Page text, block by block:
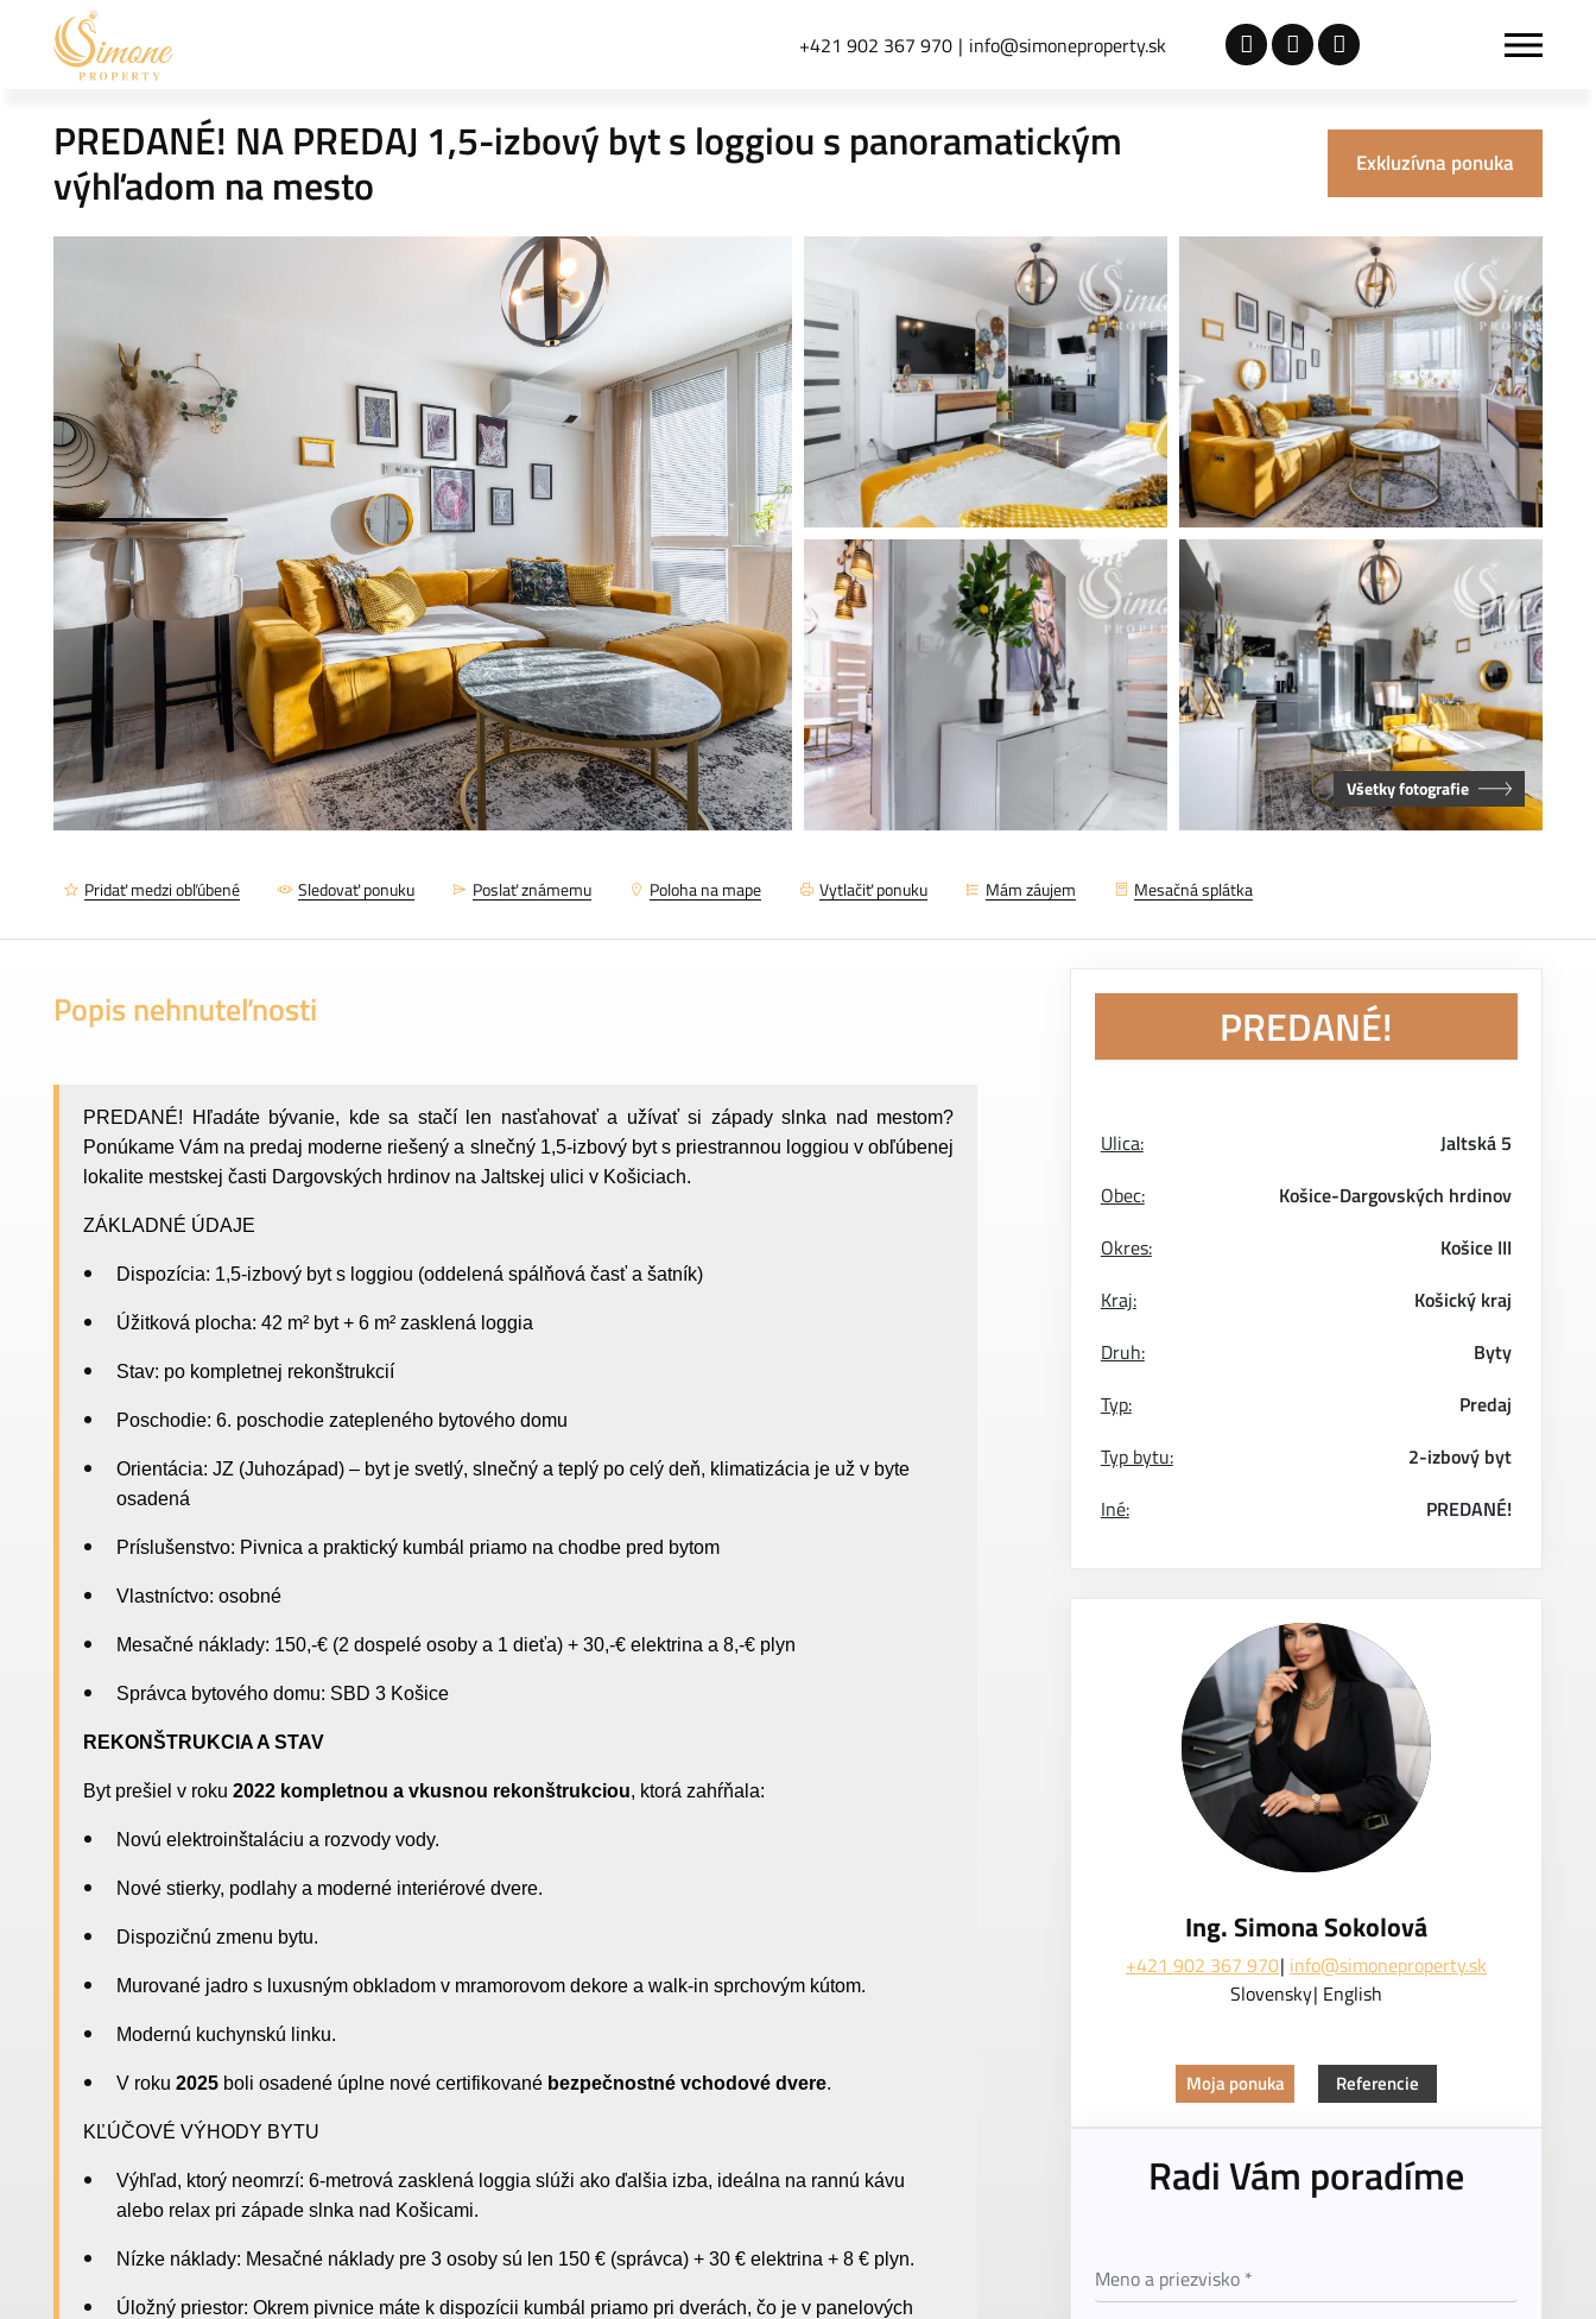
+421 902 367 970 info@simoneproperty.sk
PREDANÉ! NA PREDAJ 1,5-izbový byt s loggiou s panoramatickým
výhľadom na mesto Exkluzívna ponuka
Všetky fotografie
Pridať medzi obľúbené Sledovať ponuku Poslať známemu Poloha na mape Vytlačiť ponuku Mám záujem Mesačná splátka
Popis nehnuteľnosti
PREDANÉ! Hľadáte bývanie, kde sa stačí len nasťahovať a užívať si západy slnka nad mestom?
Ponúkame Vám na predaj moderne riešený a slnečný 1,5-izbový byt s priestrannou loggiou v obľúbenej
lokalite mestskej časti Dargovských hrdinov na Jaltskej ulici v Košiciach.
ZÁKLADNÉ ÚDAJE
Dispozícia: 1,5-izbový byt s loggiou (oddelená spálňová časť a šatník)
Úžitková plocha: 42 m² byt + 6 m² zasklená loggia
Stav: po kompletnej rekonštrukcií
Poschodie: 6. poschodie zatepleného bytového domu
Orientácia: JZ (Juhozápad) – byt je svetlý, slnečný a teplý po celý deň, klimatizácia je už v byte
osadená
Príslušenstvo: Pivnica a praktický kumbál priamo na chodbe pred bytom
Vlastníctvo: osobné
Mesačné náklady: 150,-€ (2 dospelé osoby a 1 dieťa) + 30,-€ elektrina a 8,-€ plyn
Správca bytového domu: SBD 3 Košice
REKONŠTRUKCIA A STAV
Byt prešiel v roku 2022 kompletnou a vkusnou rekonštrukciou, ktorá zahŕňala:
Novú elektroinštaláciu a rozvody vody.
Nové stierky, podlahy a moderné interiérové dvere.
Dispozičnú zmenu bytu.
Murované jadro s luxusným obkladom v mramorovom dekore a walk-in sprchovým kútom.
Modernú kuchynskú linku.
V roku 2025 boli osadené úplne nové certifikované bezpečnostné vchodové dvere.
KĽÚČOVÉ VÝHODY BYTU
Výhľad, ktorý neomrzí: 6-metrová zasklená loggia slúži ako ďalšia izba, ideálna na rannú kávu
alebo relax pri západe slnka nad Košicami.
Nízke náklady: Mesačné náklady pre 3 osoby sú len 150 € (správca) + 30 € elektrina + 8 € plyn.
Úložný priestor: Okrem pivnice máte k dispozícii kumbál priamo pri dverách, čo je v panelových
PREDANÉ!
Ulica:
Jaltská 5
Obec:
Košice-Dargovských hrdinov
Okres:
Košice III
Kraj:
Košický kraj
Druh:
Byty
Typ:
Predaj
Typ bytu:
2-izbový byt
Iné:
PREDANÉ!
Ing. Simona Sokolová
+421 902 367 970 info@simoneproperty.sk
Slovensky English
Moja ponuka Referencie
Radi Vám poradíme